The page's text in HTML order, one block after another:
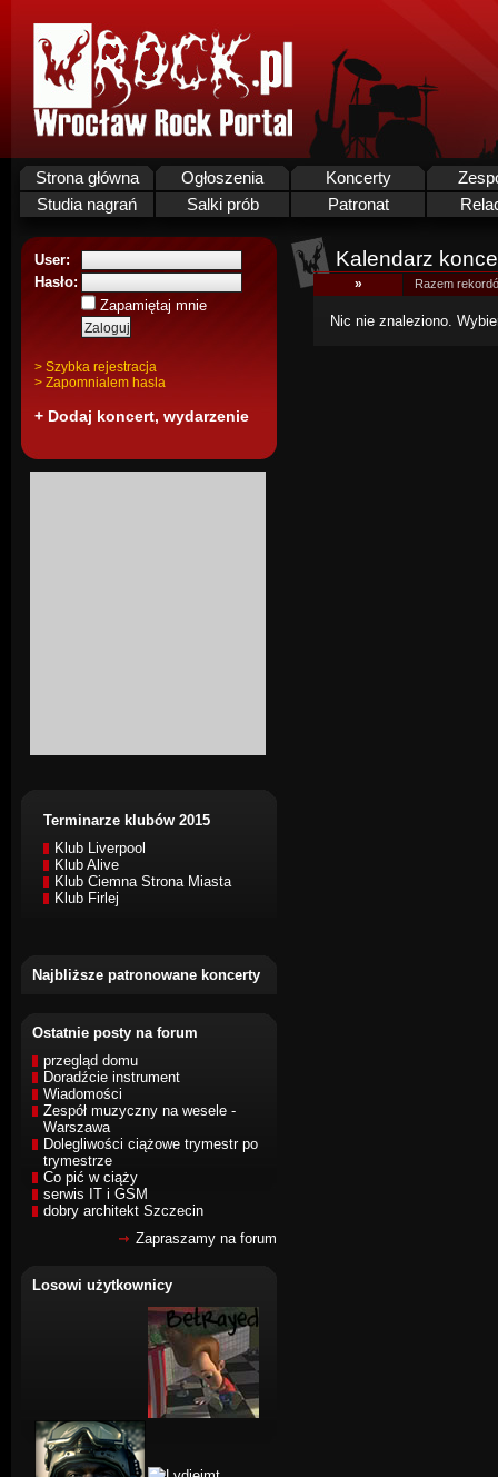
Strona główna Ogłoszenia Koncerty
Studia nagrań
Salki prób Patronat
User:
Hasło:
Zapamiętaj mnie
> Szybka rejestracja
> Zapomnialem hasla
+ Dodaj koncert, wydarzenie
Terminarze klubów 2015
Klub Liverpool
Klub Alive
Klub Ciemna Strona Miasta
Klub Firlej
Najbliższe patronowane koncerty
Ostatnie posty na forum
przegląd domu
Doradźcie instrument
Wiadomości
Zespół muzyczny na wesele -
Warszawa
Dolegliwości ciążowe trymestr po
trymestrze
Co pić w ciąży
serwis IT i GSM
dobry architekt Szczecin
Zapraszamy na forum
Losowi użytkownicy
Kalendarz
» Razem
Nic nie znaleziono.